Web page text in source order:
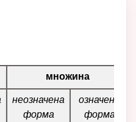
цього іменника
множина
неозначена
форма
означена
форма